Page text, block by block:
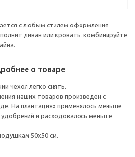
с любым стилем оформления
диван или кровать, комбинируйте
о товаре
чехол легко снять.
наших товаров произведен с
На плантациях применялось меньше
и расходовалось меньше
50х50 см.